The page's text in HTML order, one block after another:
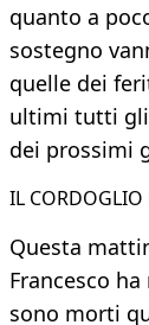
quanto a
sostegno
quelle dei
ultimi tutti
dei prossimi
IL CORDOGLIO
Questa
Francesco
sono morti